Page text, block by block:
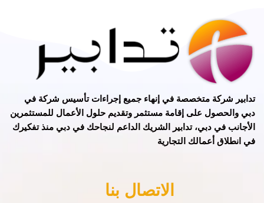
تدابير شركة متخصصة في إنهاء جميع إجراءات تأسيس شركة في
دبي و الحصول على إقامة مستثمر وتقديم حلول الأعمال للمستثمرين
الأجانب في دبي، تدابير الشريك الداعم لنجاحك في دبي منذ تفكيرك
في انطلاق أعمالك التجارية
الاتصال بنا